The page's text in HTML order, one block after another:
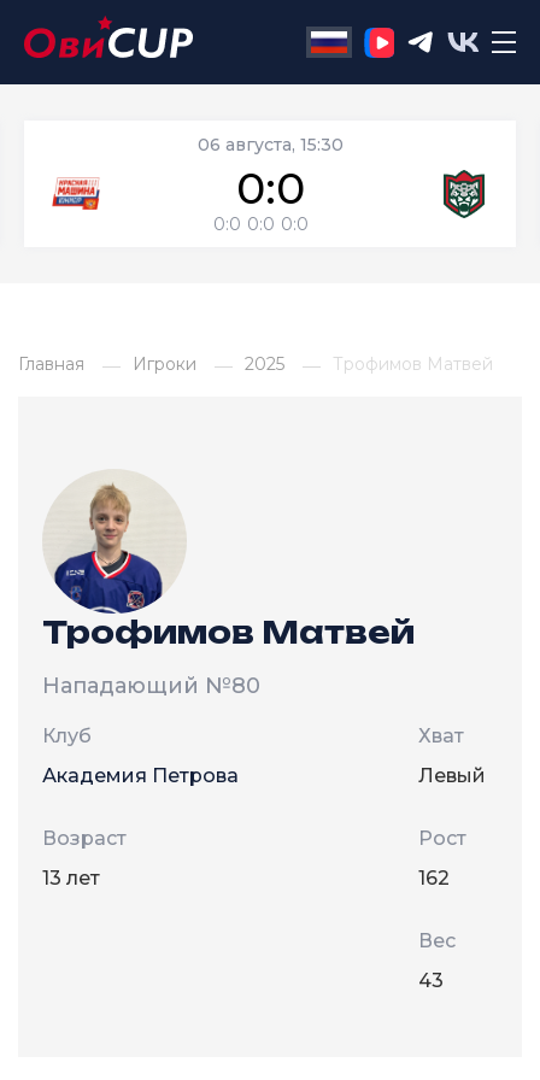
06 августа, 15:30
0:0
0:0 0:0 0:0
Главная Игроки 2025 Трофимов Матвей
Трофимов Матвей
Нападающий №80
Клуб
Академия Петрова
Возраст
13 лет
Хват
Левый
Рост
162
Вес
43